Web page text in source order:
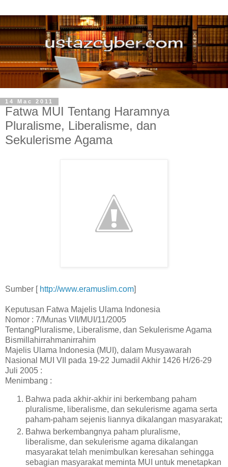
14 Mac 2011
Fatwa MUI Tentang Haramnya
Pluralisme, Liberalisme, dan
Sekulerisme Agama
Sumber [ http://www.eramuslim.com]
Keputusan Fatwa Majelis Ulama Indonesia
Nomor : 7/Munas VII/MUI/11/2005
TentangPluralisme, Liberalisme, dan Sekulerisme Agama
Bismillahirrahmanirrahim
Majelis Ulama Indonesia (MUI), dalam Musyawarah
Nasional MUI VII pada 19-22 Jumadil Akhir 1426 H/26-29
Juli 2005 :
Menimbang :
Bahwa pada akhir-akhir ini berkembang paham
pluralisme, liberalisme, dan sekulerisme agama serta
paham-paham sejenis liannya dikalangan masyarakat;
Bahwa berkembangnya paham pluralisme,
liberalisme, dan sekulerisme agama dikalangan
masyarakat telah menimbulkan keresahan sehingga
sebagian masyarakat meminta MUI untuk menetapkan